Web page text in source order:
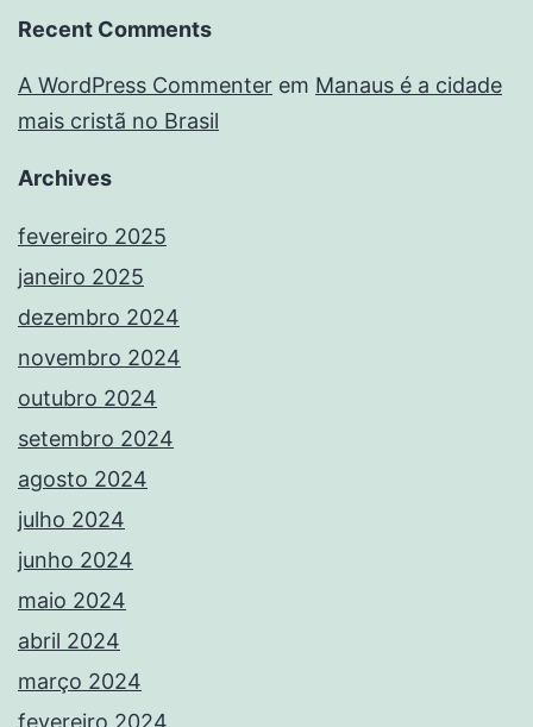
Recent Comments
A WordPress Commenter em Manaus é a cidade
mais cristã no Brasil
Archives
fevereiro 2025
janeiro 2025
dezembro 2024
novembro 2024
outubro 2024
setembro 2024
agosto 2024
julho 2024
junho 2024
maio 2024
abril 2024
março 2024
fevereiro 2024